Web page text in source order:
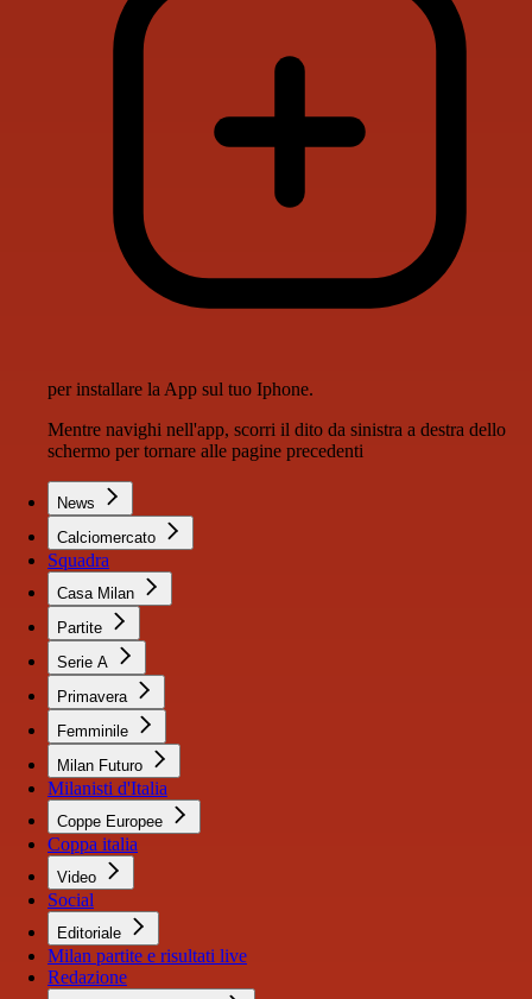
per installare la App sul tuo Iphone.
Mentre navighi nell'app, scorri il dito da sinistra a destra dello
schermo per tornare alle pagine precedenti
News
Calciomercato
Squadra
Casa Milan
Partite
Serie A
Primavera
Femminile
Milan Futuro
Milanisti d'Italia
Coppe Europee
Coppa italia
Video
Social
Editoriale
Milan partite e risultati live
Redazione